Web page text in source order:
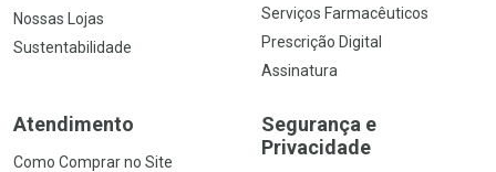
Nossas Lojas
Sustentabilidade
Serviços Farmacêuticos
Prescrição Digital
Assinatura
Atendimento
Como Comprar no Site
Segurança e
Privacidade